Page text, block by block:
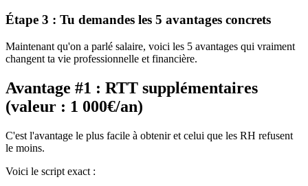
Étape 3 : Tu demandes les 5 avantages concrets
Maintenant qu'on a parlé salaire, voici les 5 avantages qui vraiment
changent ta vie professionnelle et financière.
Avantage #1 : RTT supplémentaires
(valeur : 1 000€/an)
C'est l'avantage le plus facile à obtenir et celui que les RH refusent
le moins.
Voici le script exact :